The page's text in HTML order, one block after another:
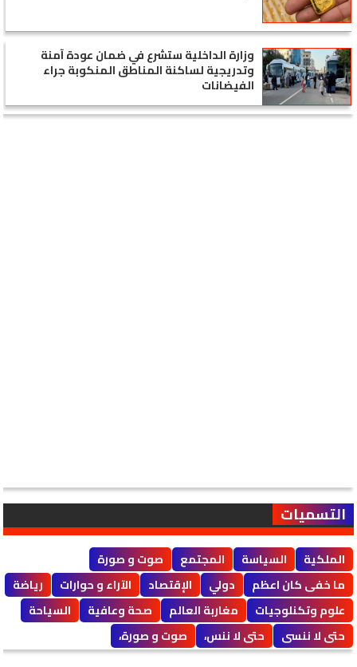
وزارة الداخلية ستشرع في ضمان عودة آمنة
وتدريجية لساكنة المناطق المنكوبة جراء
الفيضانات
التسميات
الملكية السياسة المجتمع
صوت و صورة
ما خفى كان اعظم
دولي الإقتصاد الآراء و حوارات
رياضة
علوم وتكنلوجيات
مغاربة العالم صحة وعافية
السياحة
حتى لا ننسى
حتى لا ننس، صوت و صورة،